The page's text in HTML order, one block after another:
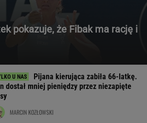
pokazuje, że Fibak ma rację i
Pijana kierująca zabiła 66-latkę.
dostał mniej pieniędzy przez niezapięte
MARCIN KOZŁOWSKI